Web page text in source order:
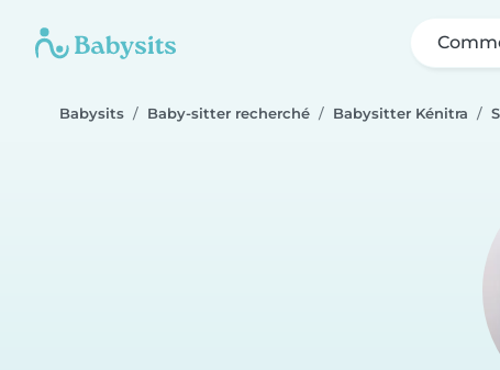
Babysits Baby-sitter recherché Babysitter Kénitra